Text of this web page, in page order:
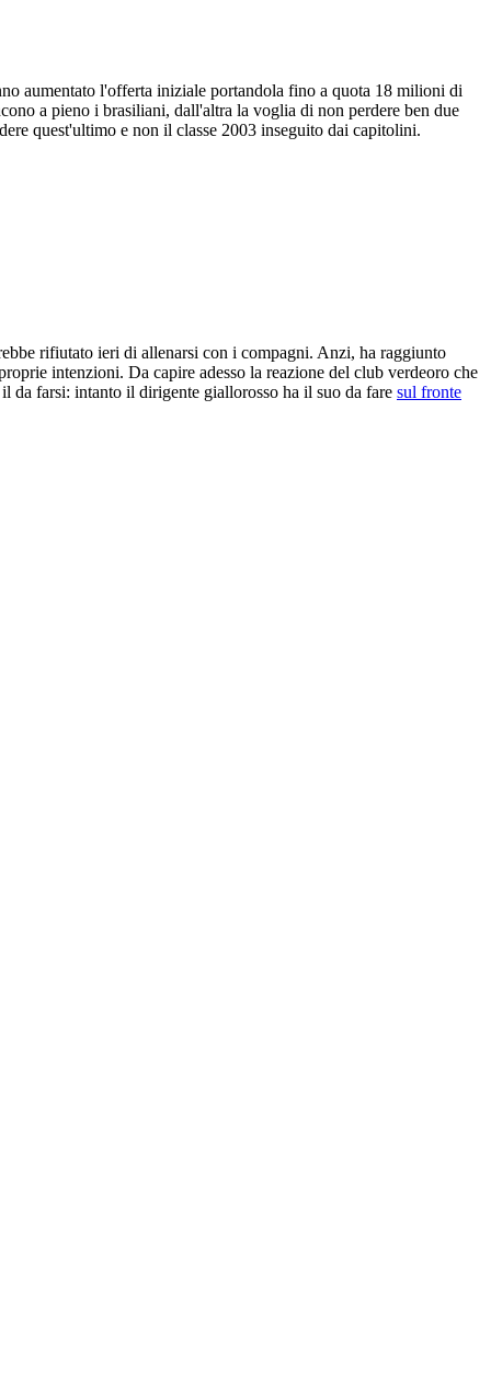
aumentato l'offerta iniziale portandola fino a quota 18 milioni di
a pieno i brasiliani, dall'altra la voglia di non perdere ben due
quest'ultimo e non il classe 2003 inseguito dai capitolini.
rifiutato ieri di allenarsi con i compagni. Anzi, ha raggiunto
intenzioni. Da capire adesso la reazione del club verdeoro che
da farsi: intanto il dirigente giallorosso ha il suo da fare sul fronte